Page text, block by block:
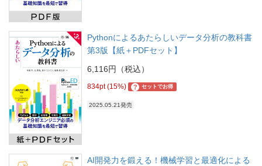
Pythonによるあたらしいデータ分析の教科書
第3版【紙＋PDFセット】
6,116円（税込）
834pt (15%) ? セットでお得
2025.05.21発売
AI開発力を鍛える！機械学習と最適化による